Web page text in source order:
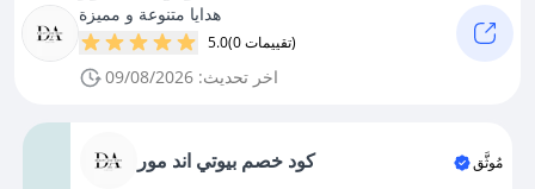
هدايا متنوعة و مميزة
5.0 (0 تقييمات)
اخر تحديث: 09/08/2026
كود خصم بيوتي اند مور مُوثَّق